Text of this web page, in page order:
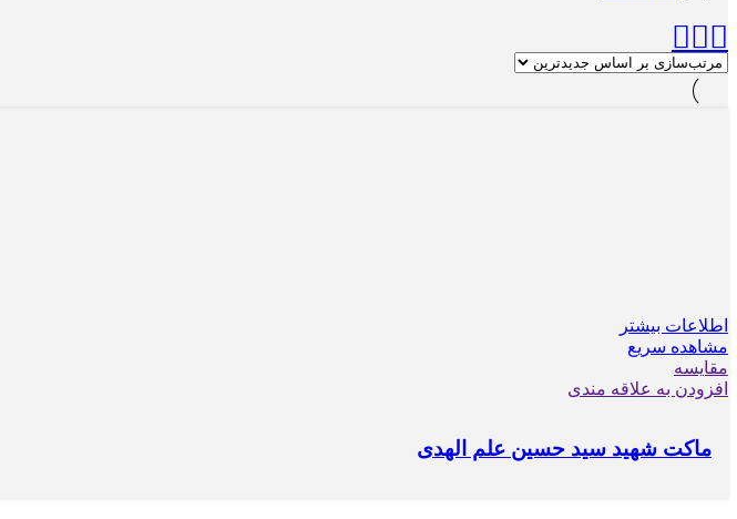
اطلاعات بیشتر
مشاهده سریع
مقایسه
افزودن به علاقه مندی
ماکت شهید سید حسین علم الهدی